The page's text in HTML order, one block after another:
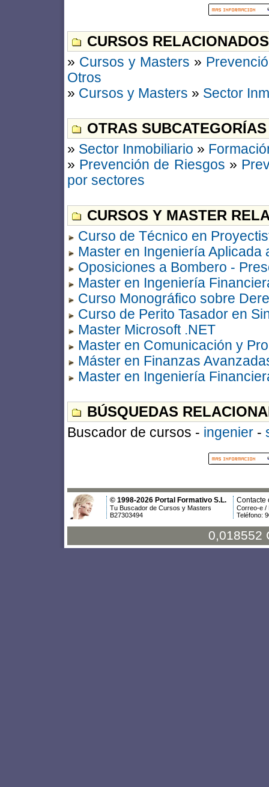
CURSOS
» Cursos y Masters »
Otros
» Cursos y Masters » Sector
OTRAS
» Sector Inmobiliario »
» Prevención de Riesgos »
por sectores
CURSOS Y MASTER
Curso de Técnico en
Master en Ingeniería
Oposiciones a Bombero -
Master en Ingeniería
Curso Monográfico sobre
Curso de Perito Tasador en
Master Microsoft .NET
Master en Comunicación y
Máster en Finanzas
Master en Ingeniería
BÚSQUEDAS
Buscador de cursos - ingenier -
© 1998-2026 Portal Formativo S.L.
Tu Buscador de Cursos y Masters
B27303494
Contacte
Correo-e /
Teléfono:
0,018552